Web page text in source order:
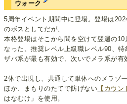
ウォーク
5周年イベント期間中に登場。登場は
のボスとしてだが、
本格登場はそこから間を空けて翌週の
なった。推奨レベル上級職レベル90、特
ザバ系が最も有効で、次いでメラ系が有
2体で出現し、共通して単体へのメラゾ
ほか、まもりのたてで防げない 【カウン
はなむけ」を使用。